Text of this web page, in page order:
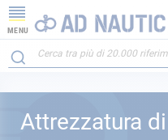
MENU
Attrezzatura